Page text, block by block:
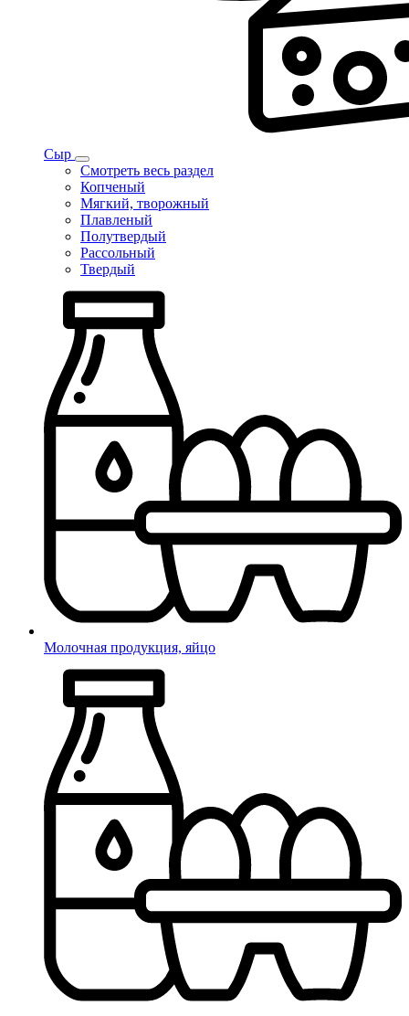
Сыр
Смотреть весь раздел
Копченый
Мягкий, творожный
Плавленый
Полутвердый
Рассольный
Твердый
Молочная продукция, яйцо